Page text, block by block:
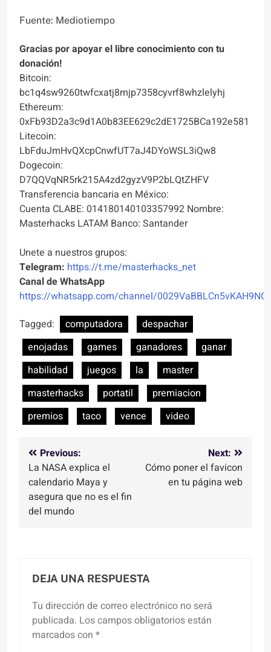
Fuente: Mediotiempo
Gracias por apoyar el libre conocimiento con tu
donación!
Bitcoin:
bc1q4sw9260twfcxatj8mjp7358cyvrf8whzlelyhj
Ethereum:
0xFb93D2a3c9d1A0b83EE629c2dE1725BCa192e581
Litecoin:
LbFduJmHvQXcpCnwfUT7aJ4DYoWSL3iQw8
Dogecoin:
D7QQVqNR5rk215A4zd2gyzV9P2bLQtZHFV
Transferencia bancaria en México:
Cuenta CLABE: 014180140103357992 Nombre:
Masterhacks LATAM Banco: Santander
Unete a nuestros grupos:
Telegram: https://t.me/masterhacks_net
Canal de WhatsApp
https://whatsapp.com/channel/
Tagged:
computadora
despachar
enojadas
games ganadores
ganar
habilidad
juegos la
master
masterhacks
portatil
premiacion
premios
taco vence video
Navegación
de
entradas
Previous:
La NASA explica el
calendario Maya y
asegura que no es el fin
del mundo
Next:
Cómo poner el favicon
en tu página web
DEJA UNA RESPUESTA
Tu dirección de correo electrónico no será
publicada. Los campos obligatorios están
marcados con *